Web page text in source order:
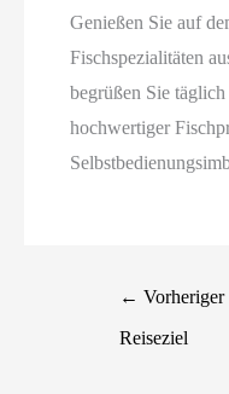
Genießen Sie auf
Fischspezialitäten
begrüßen Sie
hochwertiger
← Vorheriger
Reiseziel